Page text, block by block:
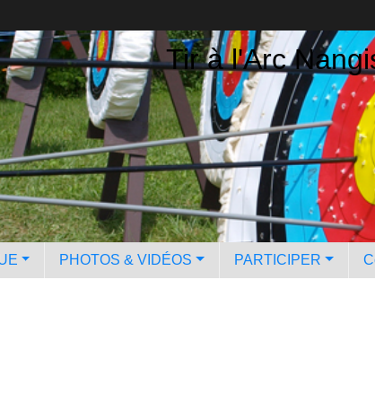
Tir à l'Arc
PHOTOS & VIDÉOS PARTICIPER